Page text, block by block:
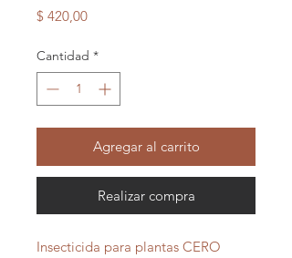
$ 420,00Precio
Cantidad *
Agregar al carrito
Realizar compra
Insecticida para plantas CERO